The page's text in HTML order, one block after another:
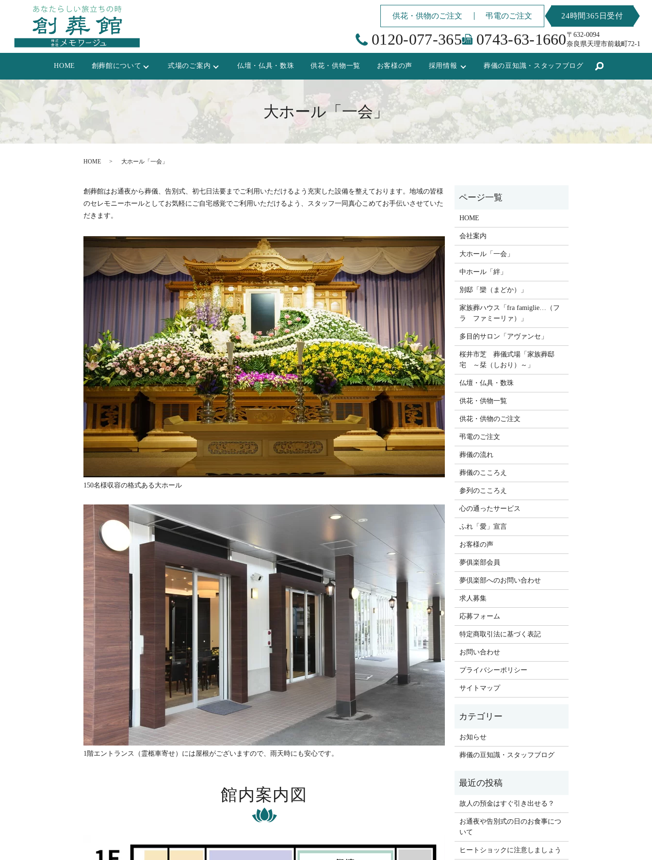
HOME 創葬館について 式場のご案内 仏壇・仏具・数珠 供花・供物一覧 お客様の声 採用情報 葬儀の豆知識・スタッフブログ
供花・供物のご注文 弔電のご注文 24時間365日受付
0120-077-365 0743-63-1660 〒632-0094
奈良県天理市前栽町72-1
大ホール「一会」
HOME 大ホール「一会」
創葬館はお通夜から葬儀、告別式、初七日法要までご利用いただけるよう充実した設備を整えております。地域の皆様
のセレモニーホールとしてお気軽にご自宅感覚でご利用いただけるよう、スタッフ一同真心こめてお手伝いさせていた
だきます。
150名様収容の格式ある大ホール
1階エントランス（霊柩車寄せ）には屋根がございますので、雨天時にも安心です。
館内案内図
HOME
会社案内
大ホール「一会」
中ホール「絆」
別邸「欒（まどか）」
家族葬ハウス「fra famiglie…（フ
ラ ファミーリァ）」
多目的サロン「アヴァンセ」
桜井市芝 葬儀式場「家族葬邸
宅 ～栞（しおり）～」
仏壇・仏具・数珠
供花・供物一覧
供花・供物のご注文
弔電のご注文
葬儀の流れ
葬儀のこころえ
参列のこころえ
心の通ったサービス
ふれ「愛」宣言
お客様の声
夢俱楽部会員
夢倶楽部へのお問い合わせ
求人募集
応募フォーム
特定商取引法に基づく表記
お問い合わせ
プライバシーポリシー
サイトマップ
お知らせ
葬儀の豆知識・スタッフブログ
故人の預金はすぐ引き出せる？
お通夜や告別式の日のお食事につ
いて
ヒートショックに注意しましょう